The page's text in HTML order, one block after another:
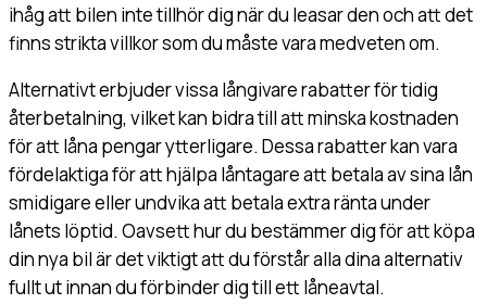
ihåg att bilen inte tillhör dig när du leasar den och att det
finns strikta villkor som du måste vara medveten om.
Alternativt erbjuder vissa långivare rabatter för tidig
återbetalning, vilket kan bidra till att minska kostnaden
för att låna pengar ytterligare. Dessa rabatter kan vara
fördelaktiga för att hjälpa låntagare att betala av sina lån
smidigare eller undvika att betala extra ränta under
lånets löptid. Oavsett hur du bestämmer dig för att köpa
din nya bil är det viktigt att du förstår alla dina alternativ
fullt ut innan du förbinder dig till ett låneavtal.